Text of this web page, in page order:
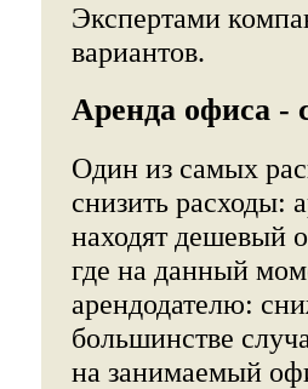
Экспертами
вариантов.
Аренда офиса -
Один из самых
снизить расходы:
находят дешевый
где на данный
арендодателю:
большинстве
на занимаемый